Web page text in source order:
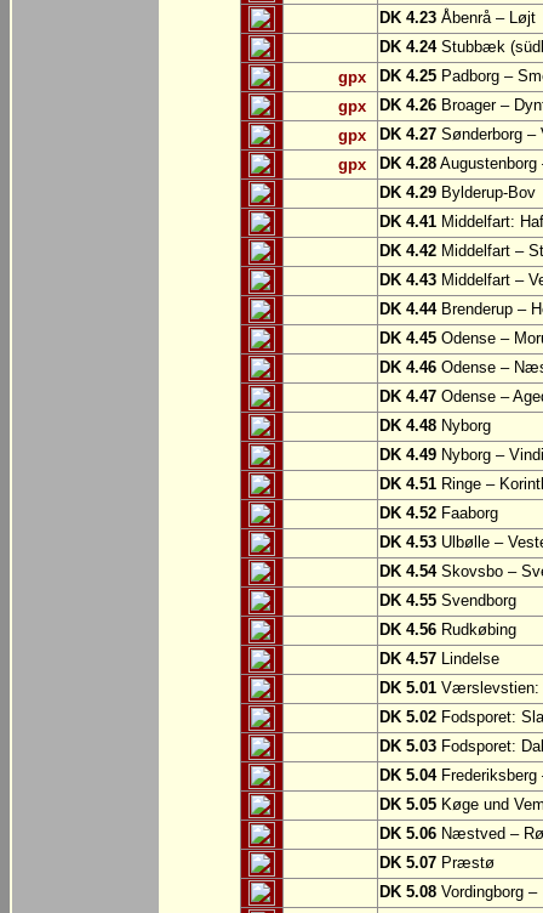
DK 4.23 Åbenrå – Løjt
DK 4.24Stubbæk
gpx
DK 4.25 Padborg –
gpx
DK 4.26 Broager –
gpx
DK 4.27 Sønderborg –
gpx
DK 4.28 Augustenborg
DK 4.29 Bylderup-Bov
DK 4.41 Middelfart:
DK 4.42 Middelfart –
DK 4.43 Middelfart –
DK 4.44Brenderup –
DK 4.45 Odense –
DK 4.46 Odense –
DK 4.47 Odense –
DK 4.48 Nyborg
DK 4.49 Nyborg –
DK 4.51 Ringe –
DK 4.52 Faaborg
DK 4.53 Ulbølle –
DK 4.54Skovsbo –
DK 4.55 Svendborg
DK 4.56 Rudkøbing
DK 4.57 Lindelse
DK 5.01
DK 5.02 Fodsporet:
DK 5.03 Fodsporet:
DK 5.04Frederiksberg
DK 5.05 Køge und
DK 5.06 Næstved –
DK 5.07 Præstø
DK 5.08 Vordingborg –